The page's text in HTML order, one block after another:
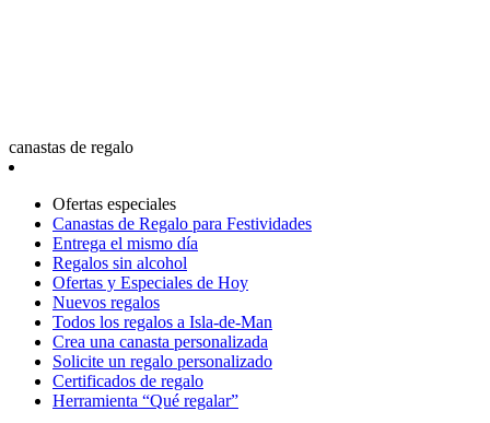
canastas de regalo
Ofertas especiales
Canastas de Regalo para Festividades
Entrega el mismo día
Regalos sin alcohol
Ofertas y Especiales de Hoy
Nuevos regalos
Todos los regalos a Isla-de-Man
Crea una canasta personalizada
Solicite un regalo personalizado
Certificados de regalo
Herramienta “Qué regalar”